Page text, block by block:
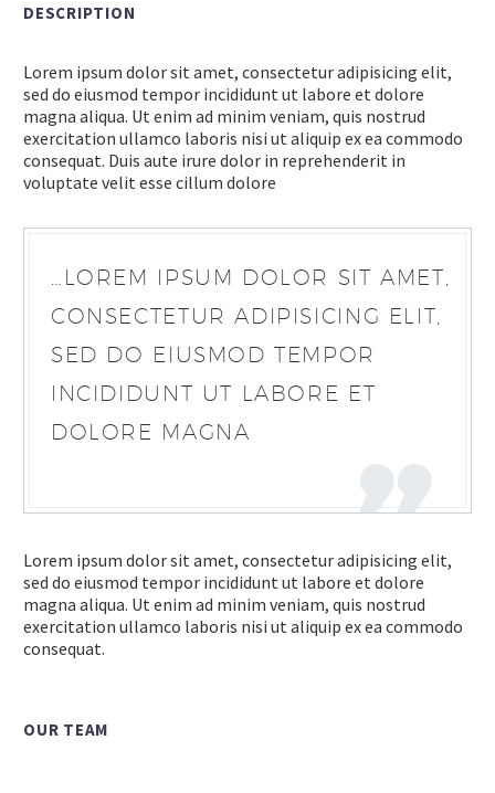
DESCRIPTION
Lorem ipsum dolor sit amet, consectetur adipisicing elit,
sed do eiusmod tempor incididunt ut labore et dolore
magna aliqua. Ut enim ad minim veniam, quis nostrud
exercitation ullamco laboris nisi ut aliquip ex ea commodo
consequat. Duis aute irure dolor in reprehenderit in
voluptate velit esse cillum dolore
…LOREM IPSUM DOLOR SIT AMET,
CONSECTETUR ADIPISICING ELIT,
SED DO EIUSMOD TEMPOR
INCIDIDUNT UT LABORE ET
DOLORE MAGNA
Lorem ipsum dolor sit amet, consectetur adipisicing elit,
sed do eiusmod tempor incididunt ut labore et dolore
magna aliqua. Ut enim ad minim veniam, quis nostrud
exercitation ullamco laboris nisi ut aliquip ex ea commodo
consequat.
OUR TEAM